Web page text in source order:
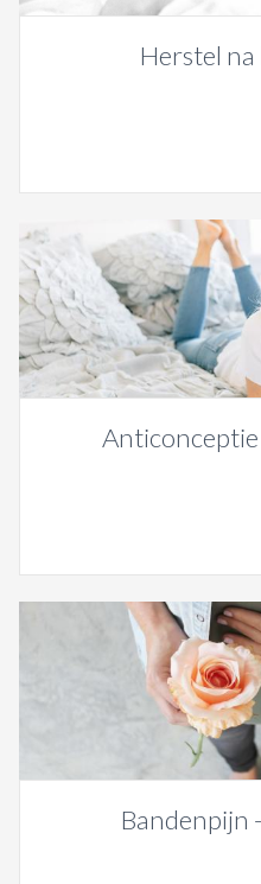
Herstel na
Bandenpijn